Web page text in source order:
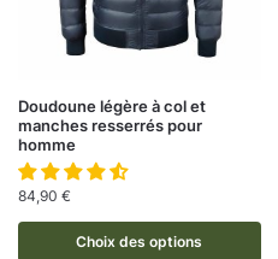
Doudoune légère à col et
manches resserrés pour
homme
84,90 €
Choix des options